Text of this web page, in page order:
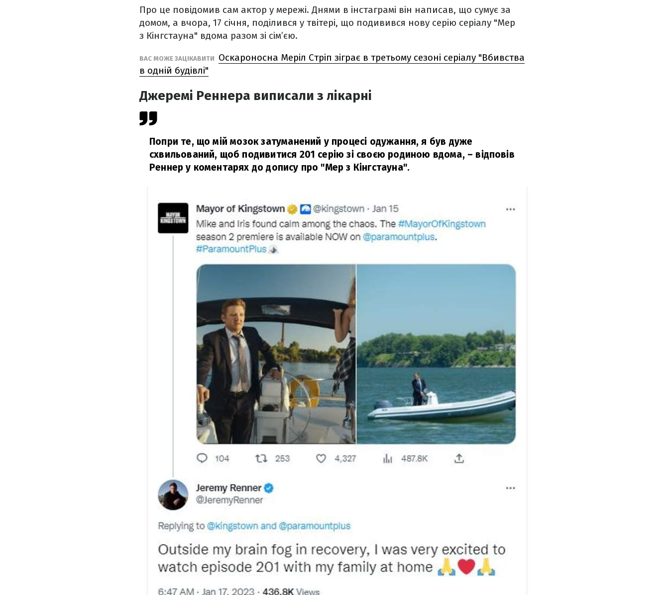
Про це повідомив сам актор у мережі. Днями в інстаграмі він написав, що сумує за
домом, а вчора, 17 січня, поділився у твітері, що подивився нову серію серіалу "Мер
з Кінгстауна" вдома разом зі сім’єю.
ВАС МОЖЕ ЗАЦІКАВИТИ
Оскароносна Меріл Стріп зіграє в третьому сезоні серіалу "Вбивства
в одній будівлі"
Джеремі Реннера виписали з лікарні
Попри те, що мій мозок затуманений у процесі одужання, я був дуже
схвильований, щоб подивитися 201 серію зі своєю родиною вдома, – відповів
Реннер у коментарях до допису про "Мер з Кінгстауна".